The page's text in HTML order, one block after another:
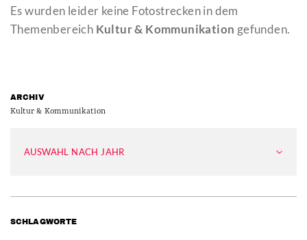
Es wurden leider keine Fotostrecken in dem
Themenbereich Kultur & Kommunikation gefunden.
ARCHIV
Kultur & Kommunikation
AUSWAHL NACH JAHR
SCHLAGWORTE